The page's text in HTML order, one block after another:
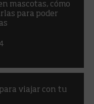
mascotas, cómo
para poder
viajar con tu